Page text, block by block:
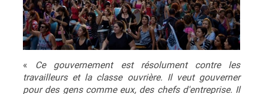
« Ce gouvernement est résolument contre les
travailleurs et la classe ouvrière. Il veut gouverner
pour des gens comme eux, des chefs d'entreprise. Il